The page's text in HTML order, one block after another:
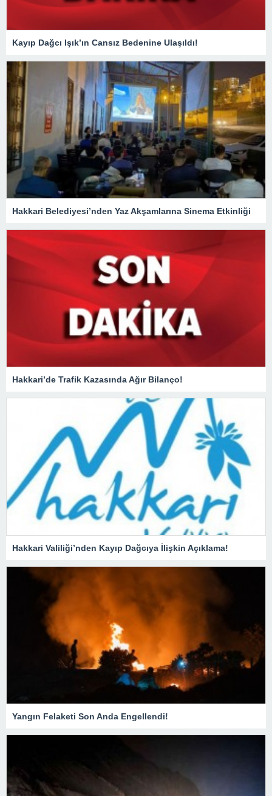
Kayıp Dağcı Işık’ın Cansız Bedenine Ulaşıldı!
Hakkari Belediyesi’nden Yaz Akşamlarına Sinema Etkinliği
Hakkari’de Trafik Kazasında Ağır Bilanço!
Hakkari Valiliği’nden Kayıp Dağcıya İlişkin Açıklama!
Yangın Felaketi Son Anda Engellendi!